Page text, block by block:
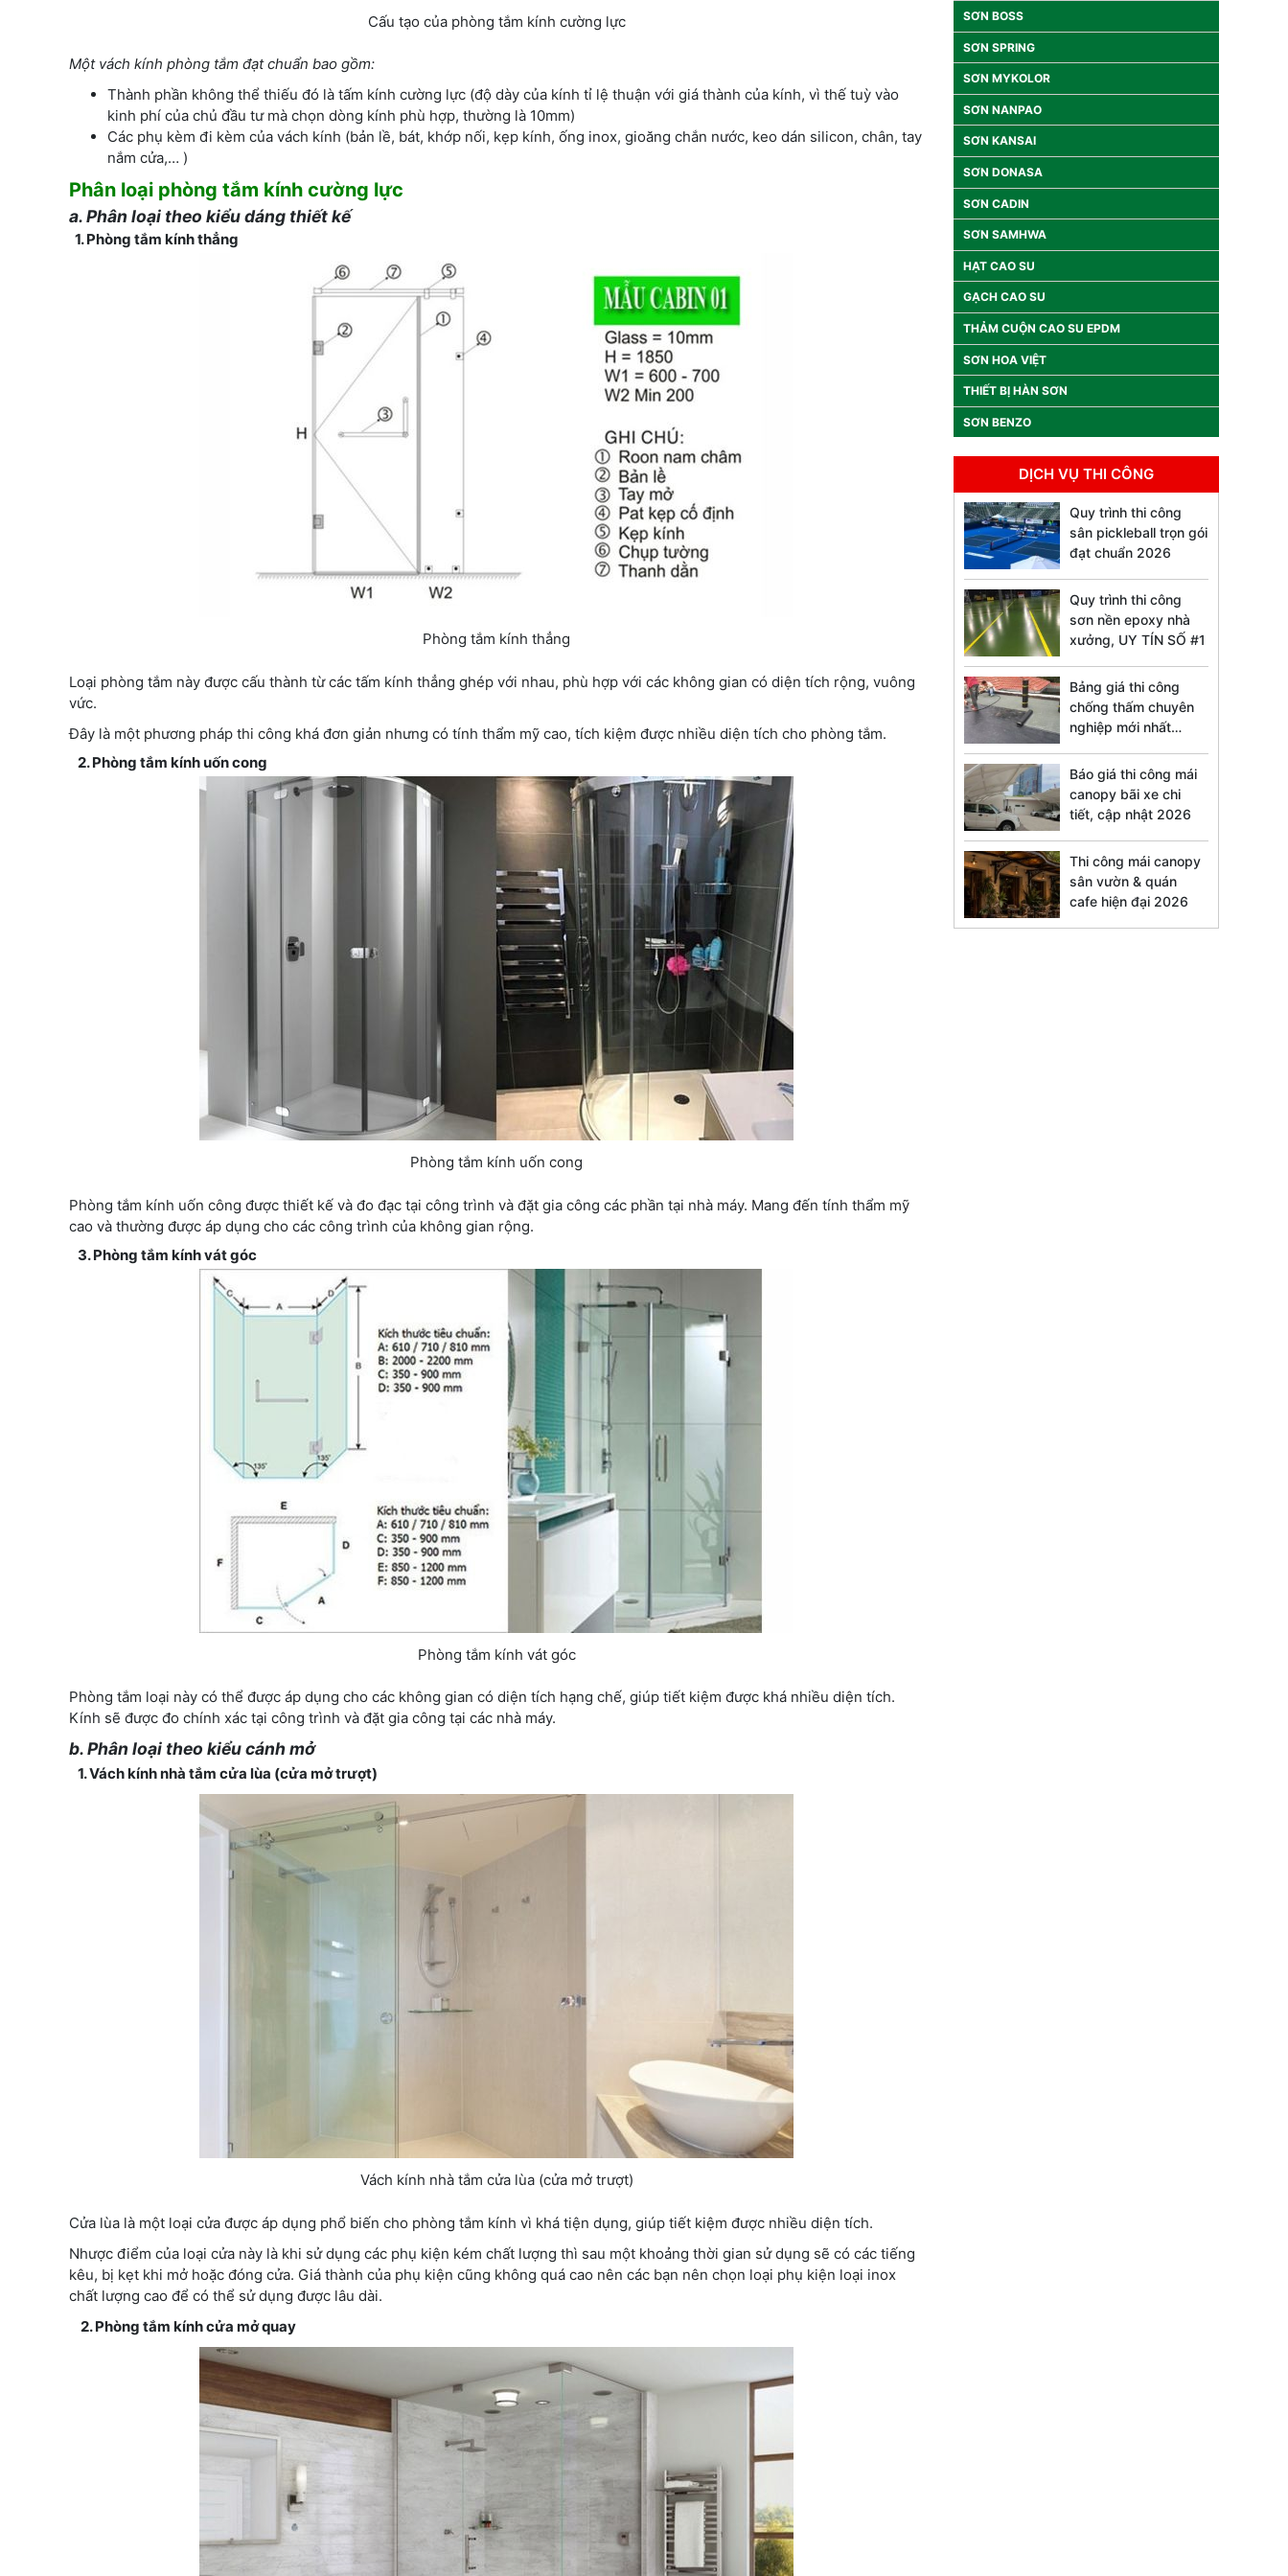
Cấu tạo của phòng tắm kính cường lực
Một vách kính phòng tắm đạt chuẩn bao gồm:
Thành phần không thể thiếu đó là tấm kính cường lực (độ dày của kính tỉ lệ thuận với giá thành của kính, vì thế tuỳ vào
kinh phí của chủ đầu tư mà chọn dòng kính phù hợp, thường là 10mm)
Các phụ kèm đi kèm của vách kính (bản lề, bát, khớp nối, kẹp kính, ống inox, gioăng chắn nước, keo dán silicon, chân, tay
nắm cửa,… )
Phân loại phòng tắm kính cường lực
a. Phân loại theo kiểu dáng thiết kế
1. Phòng tắm kính thẳng
Phòng tắm kính thẳng
Loại phòng tắm này được cấu thành từ các tấm kính thẳng ghép với nhau, phù hợp với các không gian có diện tích rộng, vuông
vức.
Đây là một phương pháp thi công khá đơn giản nhưng có tính thẩm mỹ cao, tích kiệm được nhiều diện tích cho phòng tắm.
2. Phòng tắm kính uốn cong
Phòng tắm kính uốn cong
Phòng tắm kính uốn công được thiết kế và đo đạc tại công trình và đặt gia công các phần tại nhà máy. Mang đến tính thẩm mỹ
cao và thường được áp dụng cho các công trình của không gian rộng.
3. Phòng tắm kính vát góc
Phòng tắm kính vát góc
Phòng tắm loại này có thể được áp dụng cho các không gian có diện tích hạng chế, giúp tiết kiệm được khá nhiều diện tích.
Kính sẽ được đo chính xác tại công trình và đặt gia công tại các nhà máy.
b. Phân loại theo kiểu cánh mở
1. Vách kính nhà tắm cửa lùa (cửa mở trượt)
Vách kính nhà tắm cửa lùa (cửa mở trượt)
Cửa lùa là một loại cửa được áp dụng phổ biến cho phòng tắm kính vì khá tiện dụng, giúp tiết kiệm được nhiều diện tích.
Nhược điểm của loại cửa này là khi sử dụng các phụ kiện kém chất lượng thì sau một khoảng thời gian sử dụng sẽ có các tiếng
kêu, bị kẹt khi mở hoặc đóng cửa. Giá thành của phụ kiện cũng không quá cao nên các bạn nên chọn loại phụ kiện loại inox
chất lượng cao để có thể sử dụng được lâu dài.
2. Phòng tắm kính cửa mở quay
SƠN BOSS
SƠN SPRING
SƠN MYKOLOR
SƠN NANPAO
SƠN KANSAI
SƠN DONASA
SƠN CADIN
SƠN SAMHWA
HẠT CAO SU
GẠCH CAO SU
THẢM CUỘN CAO SU EPDM
SƠN HOA VIỆT
THIẾT BỊ HÀN SƠN
SƠN BENZO
DỊCH VỤ THI CÔNG
Quy trình thi công
sân pickleball trọn gói
đạt chuẩn 2026
Quy trình thi công
sơn nền epoxy nhà
xưởng, UY TÍN SỐ #1
Bảng giá thi công
chống thấm chuyên
nghiệp mới nhất
Báo giá thi công mái
canopy bãi xe chi
tiết, cập nhật 2026
Thi công mái canopy
sân vườn & quán
cafe hiện đại 2026